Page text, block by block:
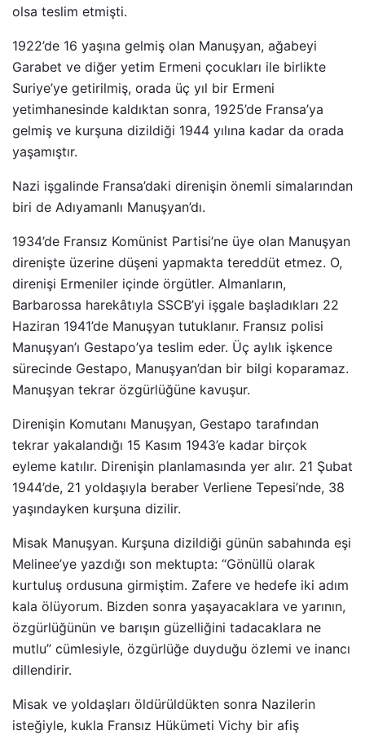
olsa teslim etmişti.
1922’de 16 yaşına gelmiş olan Manuşyan, ağabeyi
Garabet ve diğer yetim Ermeni çocukları ile birlikte
Suriye’ye getirilmiş, orada üç yıl bir Ermeni
yetimhanesinde kaldıktan sonra, 1925’de Fransa’ya
gelmiş ve kurşuna dizildiği 1944 yılına kadar da orada
yaşamıştır.
Nazi işgalinde Fransa’daki direnişin önemli simalarından
biri de Adıyamanlı Manuşyan’dı.
1934’de Fransız Komünist Partisi’ne üye olan Manuşyan
direnişte üzerine düşeni yapmakta tereddüt etmez. O,
direnişi Ermeniler içinde örgütler. Almanların,
Barbarossa harekâtıyla SSCB’yi işgale başladıkları 22
Haziran 1941’de Manuşyan tutuklanır. Fransız polisi
Manuşyan’ı Gestapo’ya teslim eder. Üç aylık işkence
sürecinde Gestapo, Manuşyan’dan bir bilgi koparamaz.
Manuşyan tekrar özgürlüğüne kavuşur.
Direnişin Komutanı Manuşyan, Gestapo tarafından
tekrar yakalandığı 15 Kasım 1943’e kadar birçok
eyleme katılır. Direnişin planlamasında yer alır. 21 Şubat
1944’de, 21 yoldaşıyla beraber Verliene Tepesi’nde, 38
yaşındayken kurşuna dizilir.
Misak Manuşyan. Kurşuna dizildiği günün sabahında eşi
Melinee’ye yazdığı son mektupta: “Gönüllü olarak
kurtuluş ordusuna girmiştim. Zafere ve hedefe iki adım
kala ölüyorum. Bizden sonra yaşayacaklara ve yarının,
özgürlüğünün ve barışın güzelliğini tadacaklara ne
mutlu” cümlesiyle, özgürlüğe duyduğu özlemi ve inancı
dillendirir.
Misak ve yoldaşları öldürüldükten sonra Nazilerin
isteğiyle, kukla Fransız Hükümeti Vichy bir afiş